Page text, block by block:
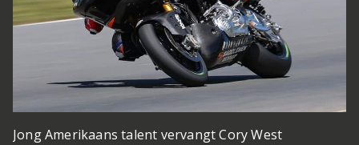
Jong Amerikaans talent vervangt Cory West